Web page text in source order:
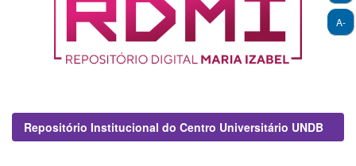
A-
Repositório Institucional do Centro Universitário UNDB